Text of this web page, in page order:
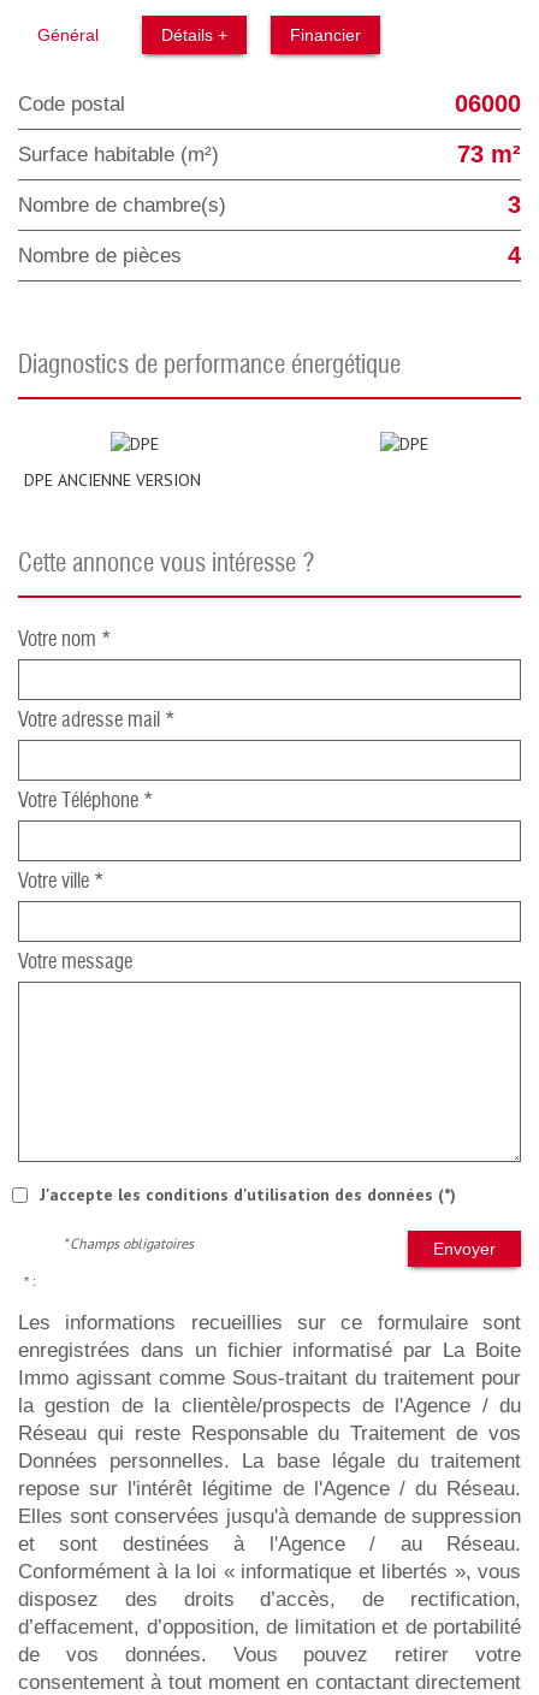
Général Détails + Financier
Code postal 06000
Surface habitable (m²) 73 m²
Nombre de chambre(s) 3
Nombre de pièces 4
diagnostics de performance énergétique
DPE ANCIENNE VERSION
cette annonce vous intéresse ?
Votre nom *
Votre adresse mail *
Votre Téléphone *
Votre ville *
Votre message
J'accepte les conditions d'utilisation des données (*)
Envoyer
* Champs obligatoires
* :
Les informations recueillies sur ce formulaire sont
enregistrées dans un fichier informatisé par La Boite
Immo agissant comme Sous-traitant du traitement pour
la gestion de la clientèle/prospects de l'Agence / du
Réseau qui reste Responsable du Traitement de vos
Données personnelles. La base légale du traitement
repose sur l'intérêt légitime de l'Agence / du Réseau.
Elles sont conservées jusqu'à demande de suppression
et sont destinées à l'Agence / au Réseau.
Conformément à la loi « informatique et libertés », vous
disposez des droits d’accès, de rectification,
d’effacement, d’opposition, de limitation et de portabilité
de vos données. Vous pouvez retirer votre
consentement à tout moment en contactant directement